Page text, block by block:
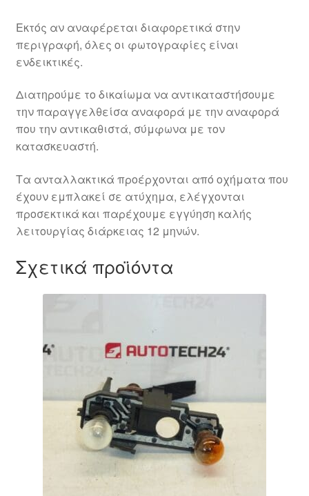
Εκτός αν αναφέρεται διαφορετικά στην
περιγραφή, όλες οι φωτογραφίες είναι
ενδεικτικές.
Διατηρούμε το δικαίωμα να αντικαταστήσουμε
την παραγγελθείσα αναφορά με την αναφορά
που την αντικαθιστά, σύμφωνα με τον
κατασκευαστή.
Τα ανταλλακτικά προέρχονται από οχήματα που
έχουν εμπλακεί σε ατύχημα, ελέγχονται
προσεκτικά και παρέχουμε εγγύηση καλής
λειτουργίας διάρκειας 12 μηνών.
Σχετικά προϊόντα